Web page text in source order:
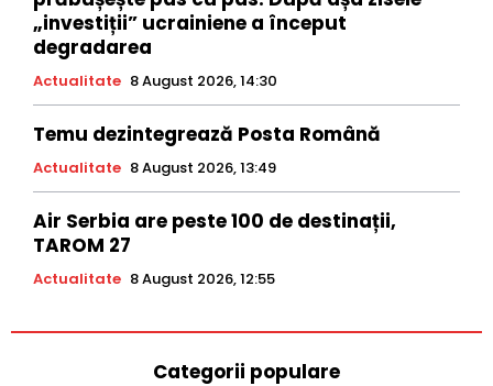
„investiții” ucrainiene a început
degradarea
Actualitate 8 August 2026, 14:30
Temu dezintegrează Posta Română
Actualitate 8 August 2026, 13:49
Air Serbia are peste 100 de destinații,
TAROM 27
Actualitate 8 August 2026, 12:55
Categorii populare